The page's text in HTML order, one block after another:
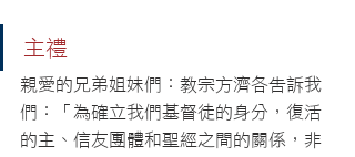
主禮
親愛的兄弟姐妹們：教宗方濟各告訴我
們：「為確立我們基督徒的身分，復活
的主、信友團體和聖經之間的關係，非